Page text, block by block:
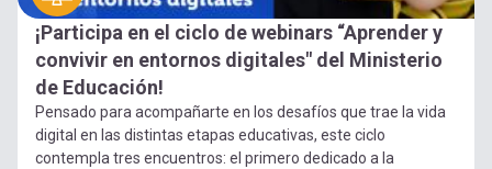
¡Participa en el ciclo de webinars “Aprender y
convivir en entornos digitales" del Ministerio
de Educación!
Pensado para acompañarte en los desafíos que trae la vida
digital en las distintas etapas educativas, este ciclo
contempla tres encuentros: el primero dedicado a la